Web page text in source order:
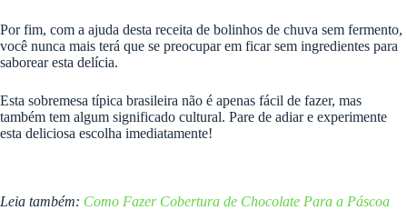
Por fim, com a ajuda desta receita de bolinhos de chuva sem fermento,
você nunca mais terá que se preocupar em ficar sem ingredientes para
saborear esta delícia.
Esta sobremesa típica brasileira não é apenas fácil de fazer, mas
também tem algum significado cultural. Pare de adiar e experimente
esta deliciosa escolha imediatamente!
Leia também: Como Fazer Cobertura de Chocolate Para a Páscoa